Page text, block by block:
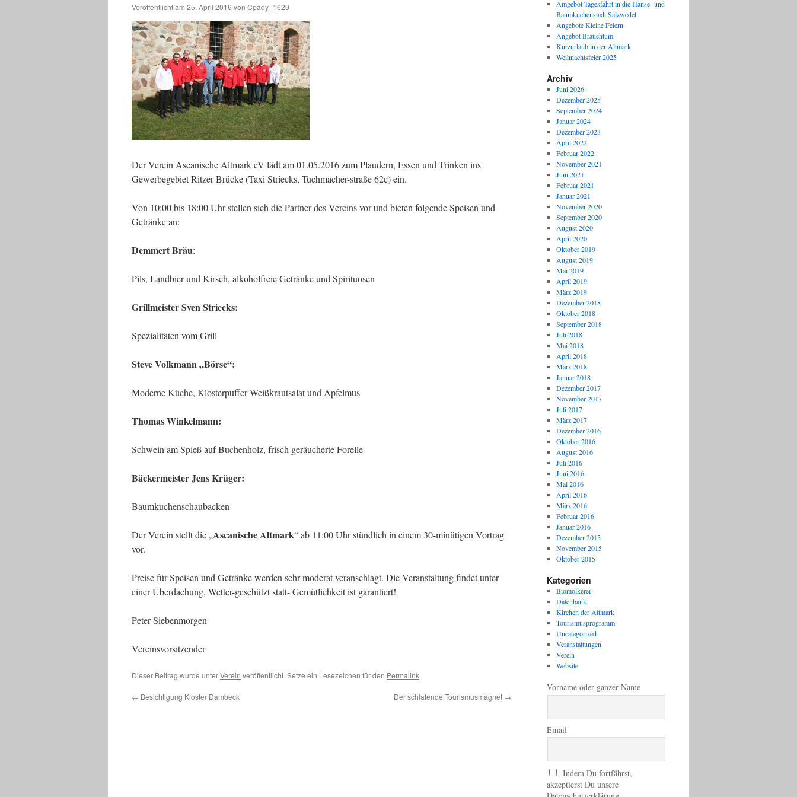
Veröffentlicht am 25. April 2016 von Cpady_1629
Der Verein Ascanische Altmark eV lädt am 01.05.2016 zum Plaudern, Essen und Trinken ins
Gewerbegebiet Ritzer Brücke (Taxi Striecks, Tuchmacher-straße 62c) ein.
Von 10:00 bis 18:00 Uhr stellen sich die Partner des Vereins vor und bieten folgende Speisen und
Getränke an:
Demmert Bräu:
Pils, Landbier und Kirsch, alkoholfreie Getränke und Spirituosen
Grillmeister Sven Striecks:
Spezialitäten vom Grill
Steve Volkmann „Börse“:
Moderne Küche, Klosterpuffer Weißkrautsalat und Apfelmus
Thomas Winkelmann:
Schwein am Spieß auf Buchenholz, frisch geräucherte Forelle
Bäckermeister Jens Krüger:
Baumkuchenschaubacken
Der Verein stellt die „Ascanische Altmark“ ab 11:00 Uhr stündlich in einem 30-minütigen Vortrag
vor.
Preise für Speisen und Getränke werden sehr moderat veranschlagt. Die Veranstaltung findet unter
einer Überdachung, Wetter-geschützt statt- Gemütlichkeit ist garantiert!
Peter Siebenmorgen
Vereinsvorsitzender
Dieser Beitrag wurde unterVerein veröffentlicht. Setze ein Lesezeichen für den Permalink.
← Besichtigung Kloster Dambeck Der schlafende Tourismusmagnet →
Amgebot Tagesfahrt in die Hanse- und
Baumkuchenstadt Salzwedel
Angebote Kleine Feiern
Angebot Brauchtum
Kurzurlaub in der Altmark
Weihnachtsfeier 2025
Archiv
Juni 2026
Dezember 2025
September 2024
Januar 2024
Dezember 2023
April 2022
Februar 2022
November 2021
Juni 2021
Februar 2021
Januar 2021
November 2020
September 2020
August 2020
April 2020
Oktober 2019
August 2019
Mai 2019
April 2019
März 2019
Dezember 2018
Oktober 2018
September 2018
Juli 2018
Mai 2018
April 2018
März 2018
Januar 2018
Dezember 2017
November 2017
Juli 2017
März 2017
Dezember 2016
Oktober 2016
August 2016
Juli 2016
Juni 2016
Mai 2016
April 2016
März 2016
Februar 2016
Januar 2016
Dezember 2015
November 2015
Oktober 2015
Kategorien
Biomolkerei
Datenbank
Kirchen der Altmark
Tourismusprogramm
Uncategorized
Veranstaltungen
Verein
Website
Vorname oder ganzer Name
Email
Indem Du fortfährst,
akzeptierst Du unsere